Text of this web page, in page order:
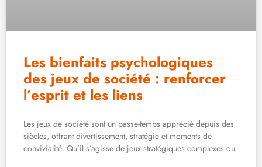
Les bienfaits psychologiques
des jeux de société : renforcer
l’esprit et les liens
Les jeux de société sont un passe-temps apprécié depuis des
siècles, offrant divertissement, stratégie et moments de
convivialité. Qu’il s’agisse de jeux stratégiques complexes ou